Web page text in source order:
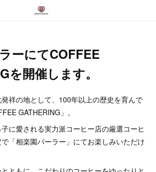
ーにてCOFFEE
を開催します。
祥の地として、100年以上の歴史を育んで
GATHERING」。
に愛される実力派コーヒー店の厳選コーヒ
「相楽園パーラー」にてお楽しみいただけ